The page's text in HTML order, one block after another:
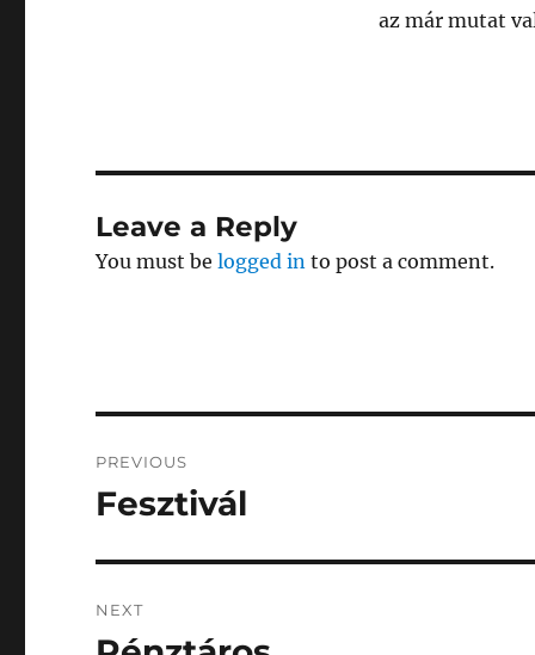
az már mutat
Leave a Reply
You must belogged in to post a comment.
navigation
PREVIOUS
Previous
Fesztivál
NEXT
Next